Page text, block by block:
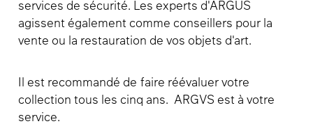
services de sécurité. Les experts d'ARGUS
agissent également comme conseillers pour la
vente ou la restauration de vos objets d'art.
Il est recommandé de faire réévaluer votre
collection tous les cinq ans. ARGVS est à votre
service.